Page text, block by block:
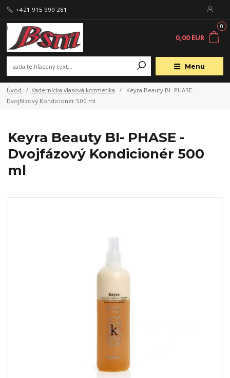
Menu
+421 915 999 281
0
0,00 EUR
Úvod Kadernícka vlasová kozmetika
Keyra Beauty BI- PHASE -
Dvojfázový Kondicionér 500 ml
Keyra Beauty BI- PHASE -
Dvojfázový Kondicionér 500
ml